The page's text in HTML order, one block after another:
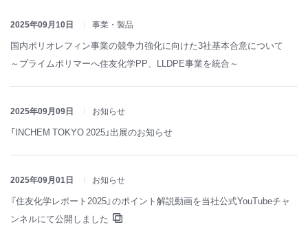
2025年09月10日 事業・製品
国内ポリオレフィン事業の競争力強化に向けた3社基本合意について
～プライムポリマーへ住友化学PP、LLDPE事業を統合～
2025年09月09日 お知らせ
「INCHEM TOKYO 2025」出展のお知らせ
2025年09月01日 お知らせ
『住友化学レポート2025』のポイント解説動画を当社公式YouTubeチャ
ンネルにて公開しました